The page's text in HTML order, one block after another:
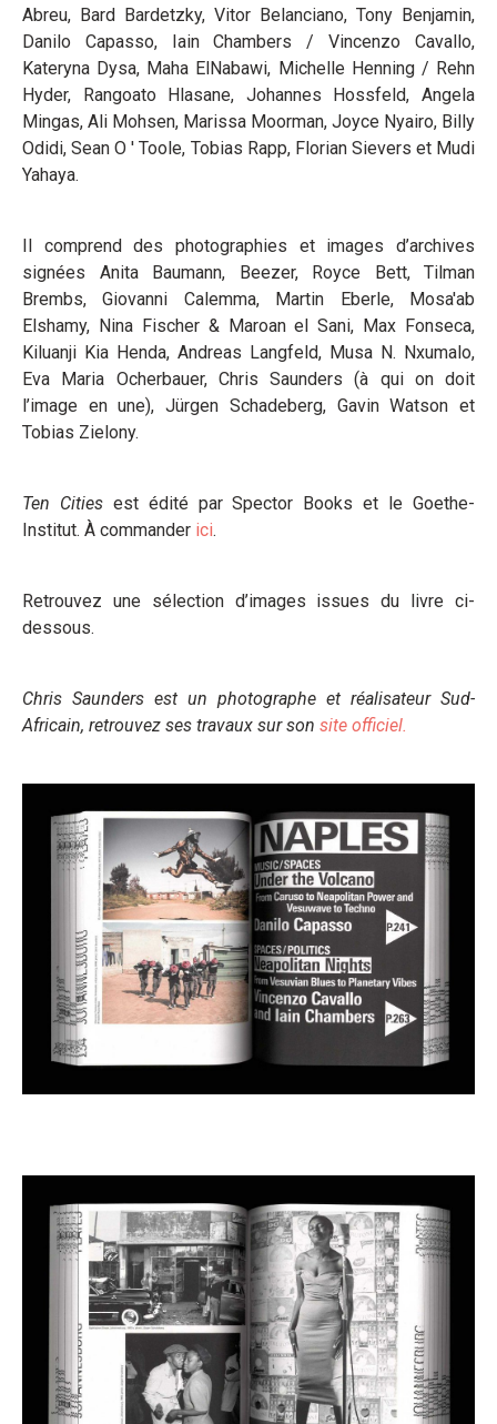
Abreu, Bard Bardetzky, Vitor Belanciano, Tony Benjamin,
Danilo Capasso, Iain Chambers / Vincenzo Cavallo,
Kateryna Dysa, Maha ElNabawi, Michelle Henning / Rehn
Hyder, Rangoato Hlasane, Johannes Hossfeld, Angela
Mingas, Ali Mohsen, Marissa Moorman, Joyce Nyairo, Billy
Odidi, Sean O ' Toole, Tobias Rapp, Florian Sievers et Mudi
Yahaya.
Il comprend des photographies et images d’archives
signées Anita Baumann, Beezer, Royce Bett, Tilman
Brembs, Giovanni Calemma, Martin Eberle, Mosa'ab
Elshamy, Nina Fischer & Maroan el Sani, Max Fonseca,
Kiluanji Kia Henda, Andreas Langfeld, Musa N. Nxumalo,
Eva Maria Ocherbauer, Chris Saunders (à qui on doit
l’image en une), Jürgen Schadeberg, Gavin Watson et
Tobias Zielony.
Ten Citiesest édité par Spector Books et le Goethe-
Institut. À commander ici.
Retrouvez une sélection d’images issues du livre ci-
dessous.
Chris Saunders est un photographe et réalisateur Sud-
Africain, retrouvez ses travaux sur son site officiel.